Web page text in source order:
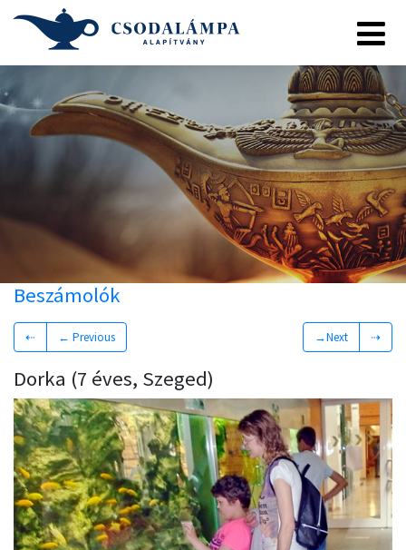
Beszámolók
⇠ ← Previous →Next ⇢
Dorka (7 éves, Szeged)